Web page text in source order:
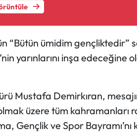
“Bütün ümidim gençliktedir”
yarınlarını inşa edeceğine
Mustafa Demirkıran,
üzere tüm kahramanları
Gençlik ve Spor Bayramı’nı